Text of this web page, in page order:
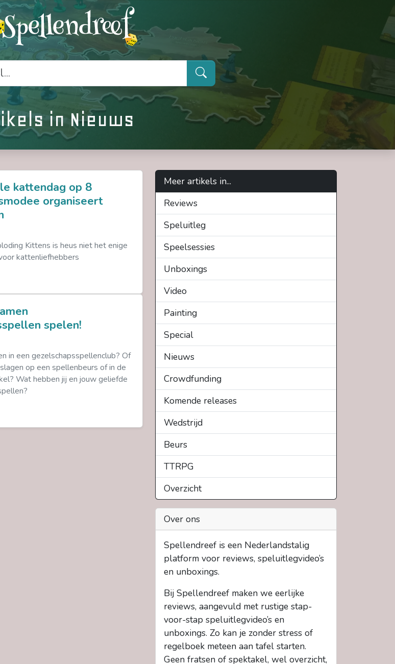
in Nieuws
kattendag op 8
organiseert
Kittens is heus niet het enige
kattenliefhebbers
spelen!
in een gezelschapsspellenclub? Of
op een spellenbeurs of in de
Wat hebben jij en jouw geliefde
Meer artikels in...
Reviews
Speluitleg
Speelsessies
Unboxings
Video
Painting
Special
Nieuws
Crowdfunding
Komende releases
Wedstrijd
Beurs
TTRPG
Overzicht
Over ons
Spellendreef is een Nederlandstalig
platform voor reviews, speluitlegvideo’s
en unboxings.
Bij Spellendreef maken we eerlijke
reviews, aangevuld met rustige stap-
voor-stap speluitlegvideo’s en
unboxings. Zo kan je zonder stress of
regelboek meteen aan tafel starten.
Geen fratsen of spektakel, wel overzicht,